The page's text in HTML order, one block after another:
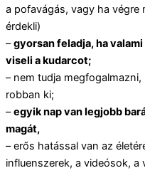
a pofavágás, vagy ha végre
érdekli)
–gyorsan feladja, ha
viseli a kudarcot;
– nem tudja
robban ki;
–egyik nap van legjobb
magát,
– erős hatással van az
influenszerek, a videósok,